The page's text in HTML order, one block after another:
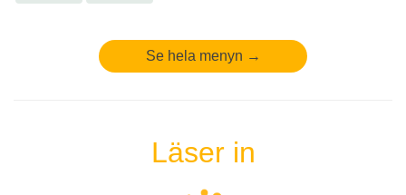
Se hela menyn →
Läser in